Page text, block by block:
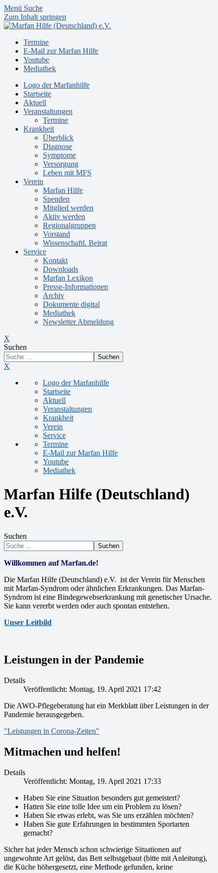
Menü Suche
Zum Inhalt springen
Termine
E-Mail zur Marfan Hilfe
Youtube
Mediathek
Logo der Marfanhilfe
Startseite
Aktuell
Veranstaltungen
Termine
Krankheit
Überblick
Diagnose
Symptome
Versorgung
Leben mit MFS
Verein
Marfan Hilfe
Spenden
Mitglied werden
Aktiv werden
Regionalgruppen
Vorstand
Wissenschaftl. Beirat
Service
Kontakt
Downloads
Marfan Lexikon
Presse-Informationen
Archiv
Dokumente digital
Mediathek
Newsletter Abmeldung
X
Suchen
Suchen
X
Logo der Marfanhilfe
Startseite
Aktuell
Veranstaltungen
Krankheit
Verein
Service
Termine
E-Mail zur Marfan Hilfe
Youtube
Mediathek
Marfan Hilfe (Deutschland)
e.V.
Suchen
Suchen
Willkommen auf Marfan.de!
Die Marfan Hilfe (Deutschland) e.V. ist der Verein für Menschen
mit Marfan-Syndrom oder ähnlichen Erkrankungen. Das Marfan-
Syndrom ist eine Bindegewebserkrankung mit genetischer Ursache.
Sie kann vererbt werden oder auch spontan entstehen.
Unser Leitbild
Leistungen in der Pandemie
Details
Veröffentlicht: Montag, 19. April 2021 17:42
Die AWO-Pflegeberatung hat ein Merkblatt über Leistungen in der
Pandemie herausgegeben.
"Leistungen in Corona-Zeiten"
Mitmachen und helfen!
Details
Veröffentlicht: Montag, 19. April 2021 17:33
Haben Sie eine Situation besonders gut gemeistert?
Hatten Sie eine tolle Idee um ein Problem zu lösen?
Haben Sie etwas erlebt, was Sie uns erzählen möchten?
Haben Sie gute Erfahrungen in bestimmten Sportarten
gemacht?
Sicher hat jeder Mensch schon schwierige Situationen auf
ungewohnte Art gelöst, das Bett selbstgebaut (bitte mit Anleitung),
die Küche höhergesetzt, eine Methode gefunden, keine